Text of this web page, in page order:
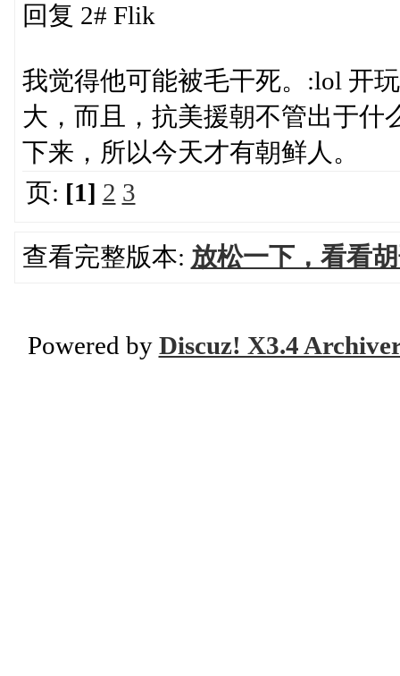
回复 2# Flik
我觉得他可能被毛干死。:lol 开
大，而且，抗美援朝不管出于什
下来，所以今天才有朝鲜人。
页: [1] 2 3
查看完整版本: 放松一下，看看
Powered by Discuz! X3.4